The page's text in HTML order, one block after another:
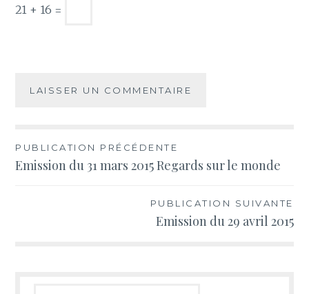
21 + 16 =
Navigation
de
PUBLICATION PRÉCÉDENTE
Emission du 31 mars 2015 Regards sur le monde
PUBLICATION SUIVANTE
Emission du 29 avril 2015